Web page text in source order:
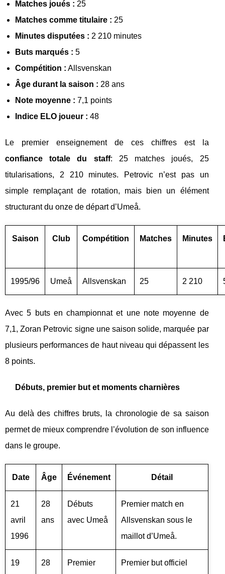
Matches joués : 25
Matches comme titulaire : 25
Minutes disputées : 2 210 minutes
Buts marqués : 5
Compétition : Allsvenskan
Âge durant la saison : 28 ans
Note moyenne : 7,1 points
Indice ELO joueur : 48
Le premier enseignement de ces chiffres est la
confiance totale du staff: 25 matches joués, 25
titularisations, 2 210 minutes. Petrovic n’est pas un
simple remplaçant de rotation, mais bien un élément
structurant du onze de départ d’Umeå.
Saison Club Compétition Matches Minutes
1995/96 Umeå Allsvenskan 25 2 210
Avec 5 buts en championnat et une note moyenne de
7,1, Zoran Petrovic signe une saison solide, marquée par
plusieurs performances de haut niveau qui dépassent les
8 points.
Débuts, premier but et moments charnières
Au delà des chiffres bruts, la chronologie de sa saison
permet de mieux comprendre l’évolution de son influence
dans le groupe.
Date Âge Événement Détail
21
avril
1996
28
ans
Débuts
avec Umeå
Premier match en
Allsvenskan sous le
maillot d’Umeå.
19 28 Premier Premier but officiel